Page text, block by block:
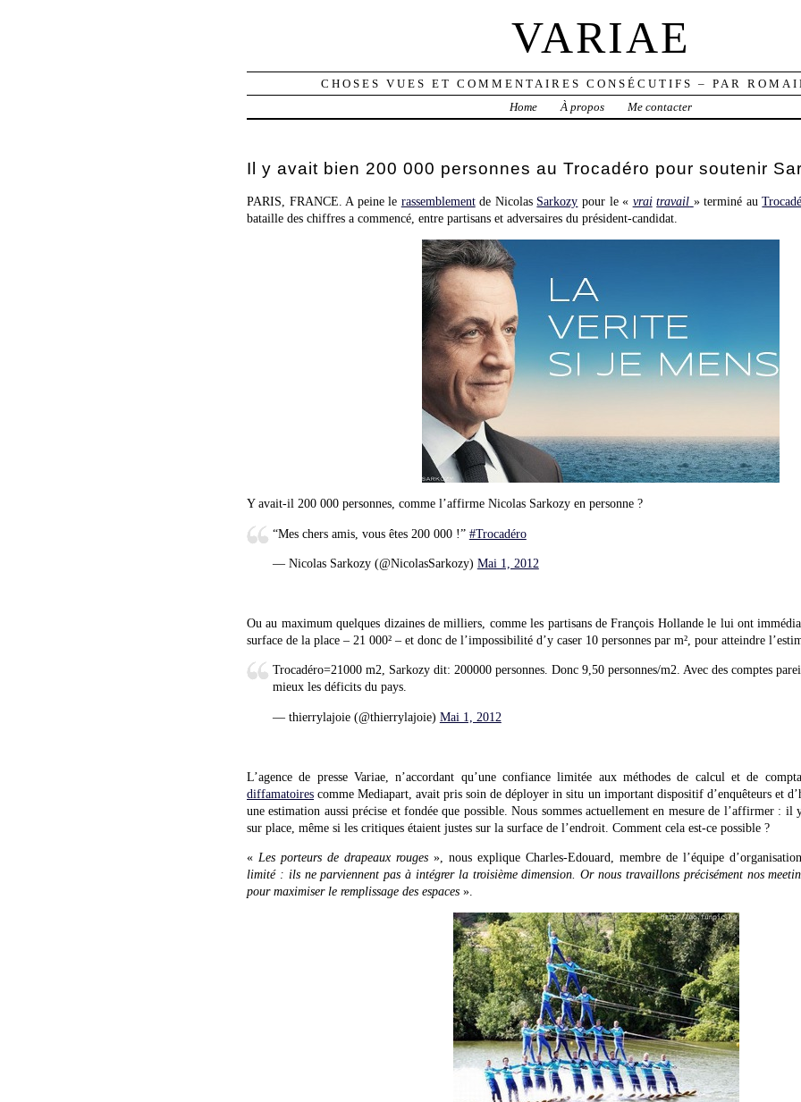
VARIAE
CHOSES VUES ET COMMENTAIRES CONSÉCUTIFS – PAR
Home
À propos Me contacter
Il y avait bien 200 000 personnes au Trocadéro pour soutenir
PARIS, FRANCE. A peine le rassemblementde Nicolas Sarkozy pour le « vrai travail » terminé au
bataille des chiffres a commencé, entre partisans et adversaires du président-candidat.
Y avait-il 200 000 personnes, comme l’affirme Nicolas Sarkozy en personne ?
“Mes chers amis, vous êtes 200 000 !” #Trocadéro
— Nicolas Sarkozy (@NicolasSarkozy) Mai 1, 2012
Ou au maximum quelques dizaines de milliers, comme les partisans de François Hollande le lui ont
surface de la place – 21 000² – et donc de l’impossibilité d’y caser 10 personnes par m², pour atteindre
Trocadéro=21000 m2, Sarkozy dit: 200000 personnes. Donc 9,50 personnes/m2. Avec des comptes
mieux les déficits du pays.
— thierrylajoie (@thierrylajoie) Mai 1, 2012
L’agence de presse Variae, n’accordant qu’une confiance limitée aux méthodes de calcul et de
diffamatoires comme Mediapart, avait pris soin de déployer in situ un important dispositif d’enquêteurs et
une estimation aussi précise et fondée que possible. Nous sommes actuellement en mesure de l’affirmer : il
sur place, même si les critiques étaient justes sur la surface de l’endroit. Comment cela est-ce possible ?
« Les porteurs de drapeaux rouges », nous explique Charles-Edouard, membre de l’équipe
limité : ils ne parviennent pas à intégrer la troisième dimension. Or nous travaillons précisément nos
pour maximiser le remplissage des espaces ».